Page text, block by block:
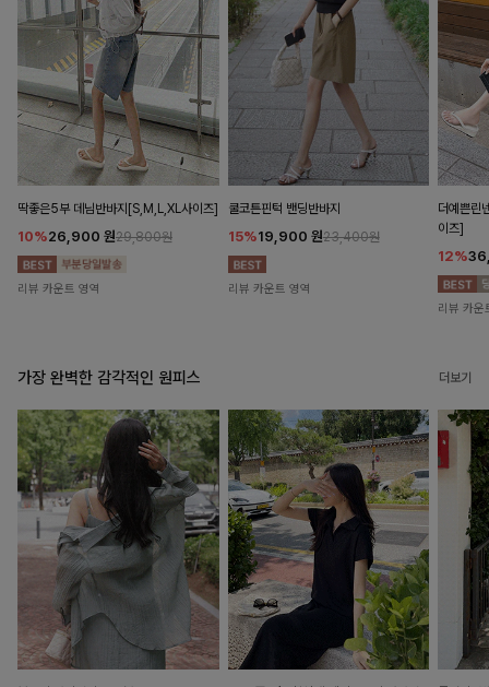
딱좋은5부 데님반바지[S,M,L,XL사이즈]
10%26,900 원29,800원
리뷰 카운트 영역
쿨코튼핀턱 밴딩반바지
15%19,900 원23,400원
리뷰 카운트 영역
더예쁜린
이즈]
12%
리뷰 카운
가장 완벽한 감각적인 원피스 더보기